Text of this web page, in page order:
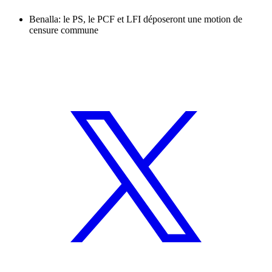
Benalla: le PS, le PCF et LFI déposeront une motion de
censure commune